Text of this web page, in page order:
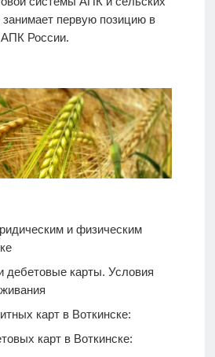
занимает первую позицию в
России.
и физическим
дебетовые карты. Условия
карт в Воткинске:
карт в Воткинске: